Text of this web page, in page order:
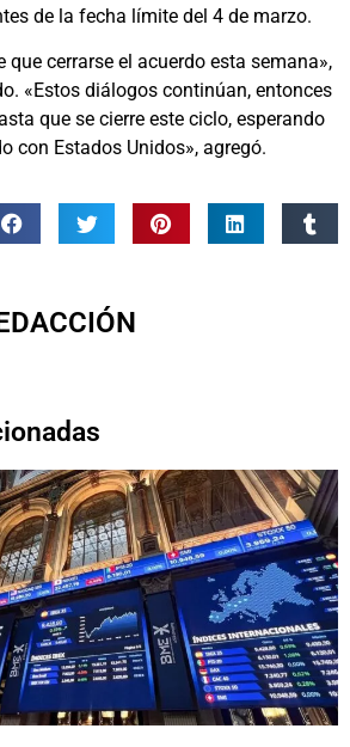
de la fecha límite del 4 de marzo.
que cerrarse el acuerdo esta semana»,
«Estos diálogos continúan, entonces
que se cierre este ciclo, esperando
con Estados Unidos», agregó.